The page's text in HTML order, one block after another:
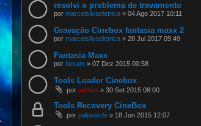
resolvi o problema de travamento
por marcelsilvaeletrica » 04 Ago 2017 10:11
Gravação Cinebox fantasia maxx 2
por marcelsilvaeletrica » 28 Jul 2017 09:49
Fantasia Maxx
por tiosam » 07 Dez 2015 00:58
Tools Loader Cinebox
por admin » 30 Set 2015 08:00
Tools Recovery CineBox
por paloverde » 18 Jun 2015 12:07